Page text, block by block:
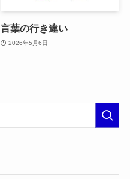
言葉の行き違い
2026年5月6日